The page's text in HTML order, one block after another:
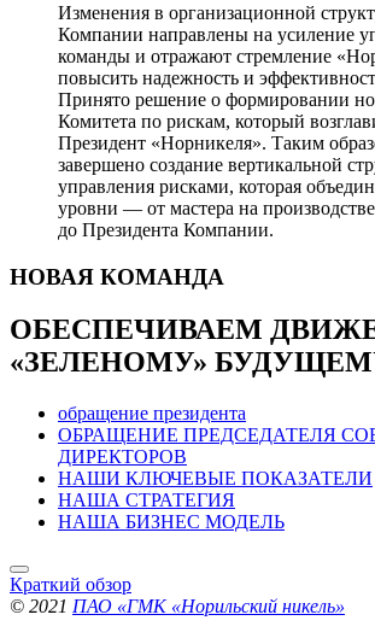
Изменения в организационной
Компании направлены на усиление
команды и отражают стремление
повысить надежность и
Принято решение о формировании
Комитета по рискам, который
Президент «Норникеля». Таким
завершено создание вертикальной
управления рисками, которая
уровни — от мастера на производстве
до Президента Компании.
НОВАЯ КОМАНДА
ОБЕСПЕЧИВАЕМ
«ЗЕЛЕНОМУ»
обращение президента
ОБРАЩЕНИЕ ПРЕДСЕДАТЕЛЯ
ДИРЕКТОРОВ
НАШИ КЛЮЧЕВЫЕ ПОКАЗАТЕЛИ
НАША СТРАТЕГИЯ
НАША БИЗНЕС МОДЕЛЬ
Краткий обзор
© 2021 ПАО «ГМК «Норильский никель»